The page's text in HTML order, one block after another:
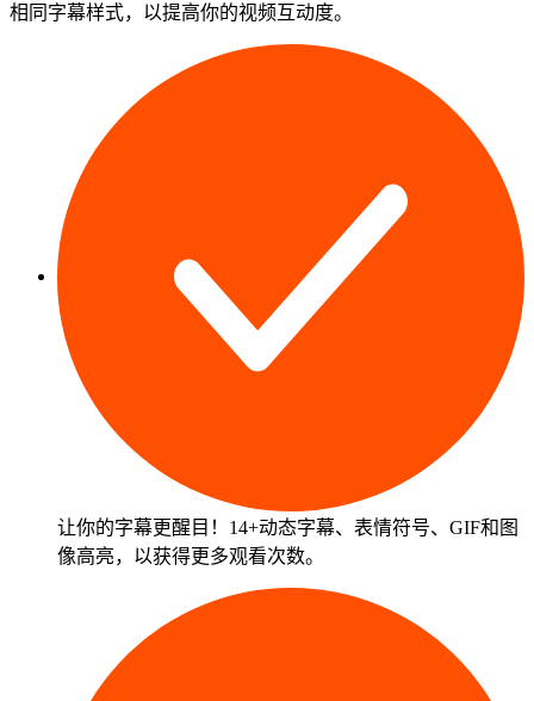
相同字幕样式，以提高你的视频互动度。
让你的字幕更醒目！14+动态字幕、表情符号、GIF和图
像高亮，以获得更多观看次数。